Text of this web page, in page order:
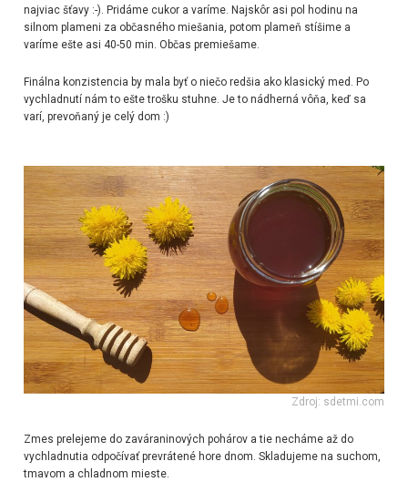
najviac šťavy :-). Pridáme cukor a varíme. Najskôr asi pol hodinu na
silnom plameni za občasného miešania, potom plameň stíšime a
varíme ešte asi 40-50 min. Občas premiešame.
Finálna konzistencia by mala byť o niečo redšia ako klasický med. Po
vychladnutí nám to ešte trošku stuhne. Je to nádherná vôňa, keď sa
varí, prevoňaný je celý dom :)
Zdroj: sdetmi.com
Zmes prelejeme do zaváraninových pohárov a tie necháme až do
vychladnutia odpočívať prevrátené hore dnom. Skladujeme na suchom,
tmavom a chladnom mieste.